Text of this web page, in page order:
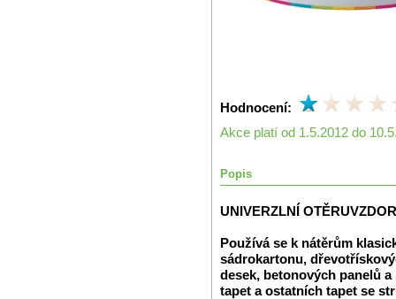
Hodnocení:
Akce platí od 1.5.2012 do
Popis
UNIVERZLNÍ
Používá se k nátěrům
sádrokartonu,
desek, betonových panelů
tapet a ostatních tapet se